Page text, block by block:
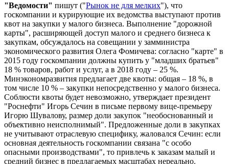
"Ведомости" пишут ("Рынок не для мелких"), что
госкомпании и курирующие их ведомства выступают против
квот на закупки у малого бизнеса. Выполнение "дорожной
карты", расширяющей доступ малого и среднего бизнеса к
закупкам, обсуждалось на совещании у замминистра
экономического развития Олега Фомичева: согласно "карте" в
2015 году госкомпании должны купить у "младших братьев"
18 % товаров, работ и услуг, а в 2018 году – 25 %.
Минэкономразвития предлагает две квоты: общая – 18 %, в
том числе 10 % – закупки непосредственно у малого бизнеса.
Соблюсти квоты будет невозможно, утверждает президент
"Роснефти" Игорь Сечин в письме первому вице-премьеру
Игорю Шувалову, размер доли закупок "необоснованный и
объективно неисполнимый". Предложенные доли в закупках
не учитывают отраслевую специфику, жаловался Сечин: если
основная деятельность госкомпании связана "с особо
опасными производствами", то привлечь к заказам малый и
средний бизнес в предлагаемых масштабах нереально.